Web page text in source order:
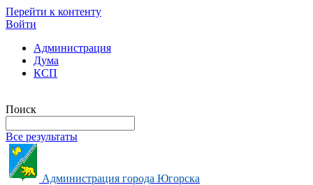
Перейти к контенту
Войти
Администрация
Дума
КСП
Поиск
Все результаты
Администрация города Югорска